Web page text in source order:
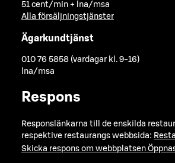
51 cent/min + lna/msa
Alla försäljningstjänster
Ägarkundtjänst
010 76 5858 (vardagar kl. 9-16)
lna/msa
Respons
Responslänkarna till de enskilda
respektive restaurangs webbsida:
Skicka respons om webbplatsen